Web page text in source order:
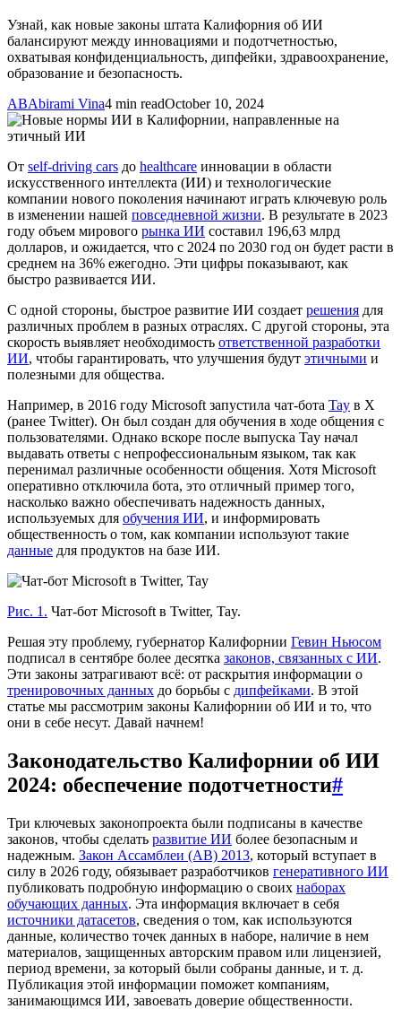
Узнай, как новые законы штата Калифорния об ИИ
балансируют между инновациями и подотчетностью,
охватывая конфиденциальность, дипфейки, здравоохранение,
образование и безопасность.
ABAbirami Vina4 min readOctober 10, 2024
От self-driving cars до healthcare инновации в области
искусственного интеллекта (ИИ) и технологические
компании нового поколения начинают играть ключевую роль
в изменении нашей повседневной жизни. В результате в 2023
году объем мирового рынка ИИ составил 196,63 млрд
долларов, и ожидается, что с 2024 по 2030 год он будет расти в
среднем на 36% ежегодно. Эти цифры показывают, как
быстро развивается ИИ.
С одной стороны, быстрое развитие ИИ создает решения для
различных проблем в разных отраслях. С другой стороны, эта
скорость выявляет необходимость ответственной разработки
ИИ, чтобы гарантировать, что улучшения будут этичными и
полезными для общества.
Например, в 2016 году Microsoft запустила чат-бота Tay в X
(ранее Twitter). Он был создан для обучения в ходе общения с
пользователями. Однако вскоре после выпуска Tay начал
выдавать ответы с непрофессиональным языком, так как
перенимал различные особенности общения. Хотя Microsoft
оперативно отключила бота, это отличный пример того,
насколько важно обеспечивать надежность данных,
используемых для обучения ИИ, и информировать
общественность о том, как компании используют такие
данные для продуктов на базе ИИ.
Рис. 1. Чат-бот Microsoft в Twitter, Tay.
Решая эту проблему, губернатор Калифорнии Гевин Ньюсом
подписал в сентябре более десятка законов, связанных с ИИ.
Эти законы затрагивают всё: от раскрытия информации о
тренировочных данных до борьбы с дипфейками. В этой
статье мы рассмотрим законы Калифорнии об ИИ и то, что
они в себе несут. Давай начнем!
Законодательство Калифорнии об ИИ
2024: обеспечение подотчетности#
Три ключевых законопроекта были подписаны в качестве
законов, чтобы сделать развитие ИИ более безопасным и
надежным. Закон Ассамблеи (AB) 2013, который вступает в
силу в 2026 году, обязывает разработчиков генеративного ИИ
публиковать подробную информацию о своих наборах
обучающих данных. Эта информация включает в себя
источники датасетов, сведения о том, как используются
данные, количество точек данных в наборе, наличие в нем
материалов, защищенных авторским правом или лицензией,
период времени, за который были собраны данные, и т. д.
Публикация этой информации поможет компаниям,
занимающимся ИИ, завоевать доверие общественности.